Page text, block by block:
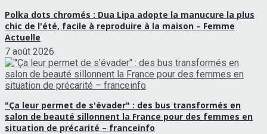
Polka dots chromés : Dua Lipa adopte la manucure la plus
chic de l'été, facile à reproduire à la maison – Femme
Actuelle
7 août 2026
"Ça leur permet de s'évader" : des bus transformés en
salon de beauté sillonnent la France pour des femmes en
situation de précarité – franceinfo